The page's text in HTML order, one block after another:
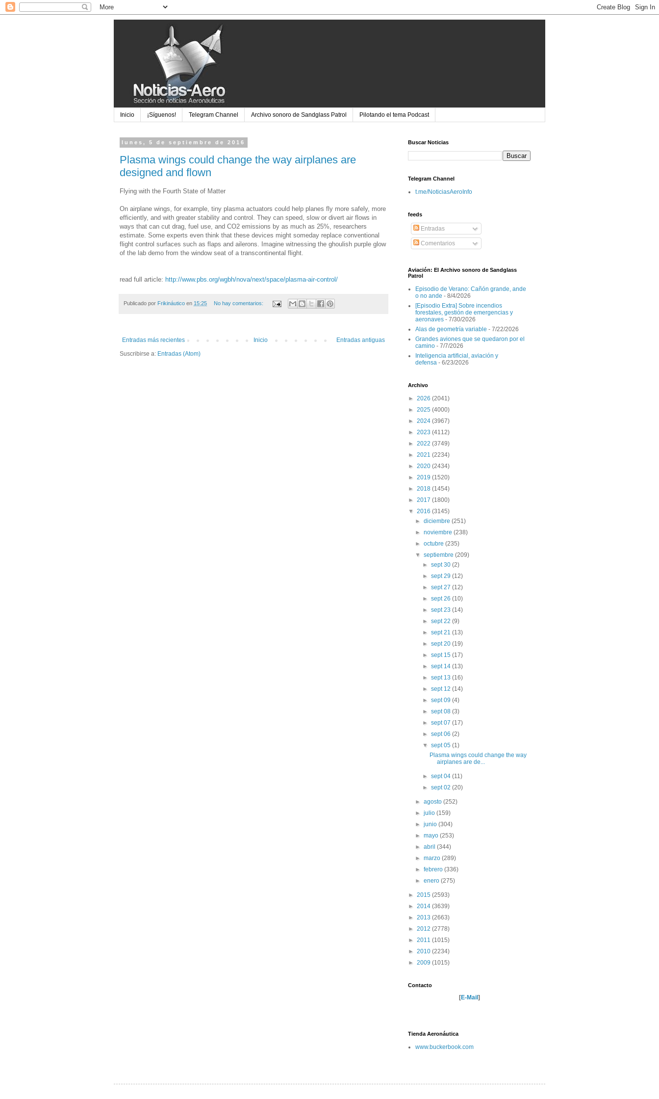
Inicio ¡Síguenos! Telegram Channel Archivo sonoro de Sandglass Patrol Pilotando el tema Podcast
lunes, 5 de septiembre de 2016
Plasma wings could change the way airplanes are
designed and flown
Flying with the Fourth State of Matter
On airplane wings, for example, tiny plasma actuators could help planes fly more safely, more
efficiently, and with greater stability and control. They can speed, slow or divert air flows in
ways that can cut drag, fuel use, and CO2 emissions by as much as 25%, researchers
estimate. Some experts even think that these devices might someday replace conventional
flight control surfaces such as flaps and ailerons. Imagine witnessing the ghoulish purple glow
of the lab demo from the window seat of a transcontinental flight.
read full article: http://www.pbs.org/wgbh/nova/next/space/plasma-air-control/
Publicado por Frikináutico en 15:25 No hay comentarios:
Entradas más recientes Entradas antiguas
Inicio
Suscribirse a: Entradas (Atom)
Buscar Noticias
Telegram Channel
t.me/NoticiasAeroInfo
feeds
Entradas
Comentarios
Aviación: El Archivo sonoro de Sandglass
Patrol
Episodio de Verano: Cañón grande, ande
o no ande - 8/4/2026
[Episodio Extra] Sobre incendios
forestales, gestión de emergencias y
aeronaves - 7/30/2026
Alas de geometría variable - 7/22/2026
Grandes aviones que se quedaron por el
camino - 7/7/2026
Inteligencia artificial, aviación y
defensa - 6/23/2026
Archivo
► 2026 (2041)
► 2025 (4000)
► 2024 (3967)
► 2023 (4112)
► 2022 (3749)
► 2021 (2234)
► 2020 (2434)
► 2019 (1520)
► 2018 (1454)
► 2017 (1800)
▼ 2016 (3145)
►diciembre(251)
►noviembre(238)
►octubre(235)
▼septiembre(209)
► sept 30 (2)
► sept 29 (12)
► sept 27 (12)
► sept 26 (10)
► sept 23 (14)
► sept 22 (9)
► sept 21 (13)
► sept 20 (19)
► sept 15 (17)
► sept 14 (13)
► sept 13 (16)
► sept 12 (14)
► sept 09 (4)
► sept 08 (3)
► sept 07 (17)
► sept 06 (2)
▼ sept 05 (1)
Plasma wings could change the way
airplanes are de...
► sept 04 (11)
► sept 02 (20)
►agosto(252)
►julio(159)
►junio(304)
►mayo(253)
►abril(344)
►marzo(289)
►febrero(336)
►enero(275)
► 2015 (2593)
► 2014 (3639)
► 2013 (2663)
► 2012 (2778)
► 2011 (1015)
► 2010 (2234)
► 2009 (1015)
Contacto
[E-Mail ]
Tienda Aeronáutica
www.buckerbook.com